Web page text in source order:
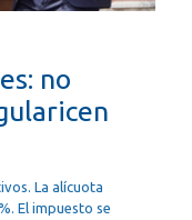
no
La alícuota
El impuesto se